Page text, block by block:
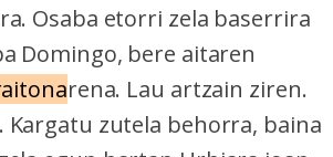
Osaba etorri zela baserrira
Domingo, bere aitaren
rena. Lau artzain ziren.
Kargatu zutela behorra, baina